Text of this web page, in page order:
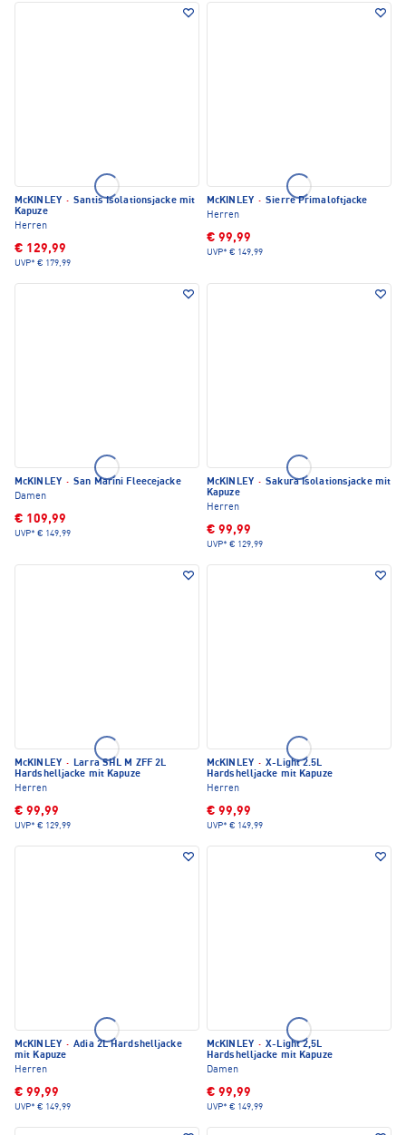
McKINLEY · Santis Isolationsjacke mit
Kapuze
Herren
€ 129,99
UVP* € 179,99
McKINLEY · Sierre Primaloftjacke
Herren
€ 99,99
UVP* € 149,99
McKINLEY · San Marini Fleecejacke
Damen
€ 109,99
UVP* € 149,99
McKINLEY · Sakura Isolationsjacke mit
Kapuze
Herren
€ 99,99
UVP* € 129,99
McKINLEY · Larra SHL M ZFF 2L
Hardshelljacke mit Kapuze
Herren
€ 99,99
UVP* € 129,99
McKINLEY · X-Light 2.5L
Hardshelljacke mit Kapuze
Herren
€ 99,99
UVP* € 149,99
McKINLEY · Adia 2L Hardshelljacke
mit Kapuze
Herren
€ 99,99
UVP* € 149,99
McKINLEY · X-Light 2,5L
Hardshelljacke mit Kapuze
Damen
€ 99,99
UVP* € 149,99